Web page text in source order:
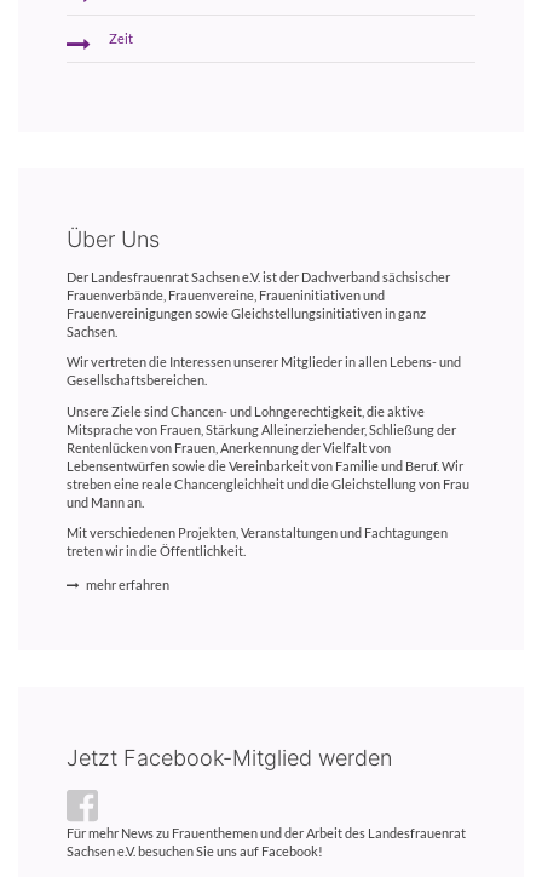
Zeit
Über Uns
Der Landesfrauenrat Sachsen e.V. ist der Dachverband sächsischer
Frauenverbände, Frauenvereine, Fraueninitiativen und
Frauenvereinigungen sowie Gleichstellungsinitiativen in ganz
Sachsen.
Wir vertreten die Interessen unserer Mitglieder in allen Lebens- und
Gesellschaftsbereichen.
Unsere Ziele sind Chancen- und Lohngerechtigkeit, die aktive
Mitsprache von Frauen, Stärkung Alleinerziehender, Schließung der
Rentenlücken von Frauen, Anerkennung der Vielfalt von
Lebensentwürfen sowie die Vereinbarkeit von Familie und Beruf. Wir
streben eine reale Chancengleichheit und die Gleichstellung von Frau
und Mann an.
Mit verschiedenen Projekten, Veranstaltungen und Fachtagungen
treten wir in die Öffentlichkeit.
mehr erfahren
Jetzt Facebook-Mitglied werden
Für mehr News zu Frauenthemen und der Arbeit des Landesfrauenrat
Sachsen e.V. besuchen Sie uns auf Facebook!